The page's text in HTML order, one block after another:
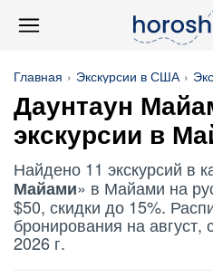
Главная Экскурсии в США
Даунтаун
экскурсии в
Найдено 11 экскурсий в
Майами» в Майами на
$50, скидки до 15%.
бронирования на август,
2026 г.